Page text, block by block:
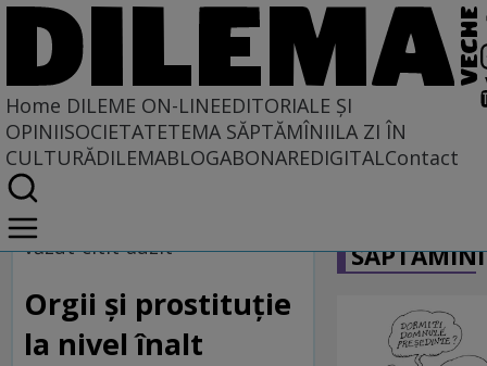
Home DILEME ON-LINEEDITORIALE ȘI
OPINIISOCIETATETEMA SĂPTĂMÎNIILA ZI ÎN
CULTURĂDILEMABLOGABONAREDIGITALContact
Home
Dileme on-line
văzut-citit-auzit
Orgii şi prostituţie
la nivel înalt